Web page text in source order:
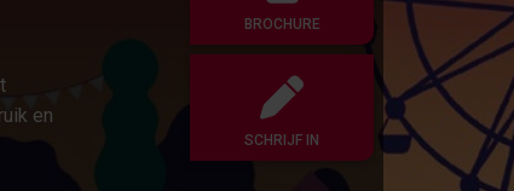
en
BROCHURE
SCHRIJF IN